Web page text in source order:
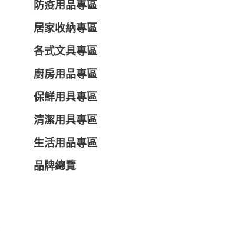
防疫用品專區
居家收納專區
各式文具專區
廚房用品專區
保鮮用具專區
清潔用具專區
生活用品專區
品牌總覽